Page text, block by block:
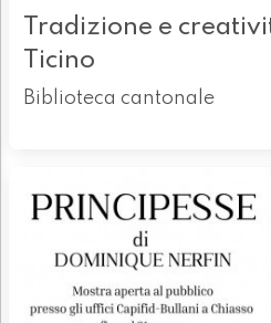
Tradizione e
Ticino
Biblioteca cantonale